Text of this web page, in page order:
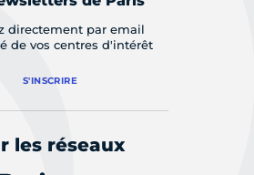
directement par email
de vos centres d'intérêt
S'INSCRIRE
les réseaux